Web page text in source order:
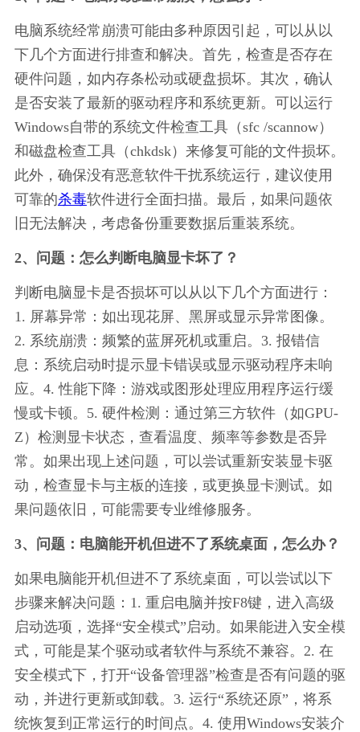
电脑系统经常崩溃可能由多种原因引起，可以从以
下几个方面进行排查和解决。首先，检查是否存在
硬件问题，如内存条松动或硬盘损坏。其次，确认
是否安装了最新的驱动程序和系统更新。可以运行
Windows自带的系统文件检查工具（sfc /scannow）
和磁盘检查工具（chkdsk）来修复可能的文件损坏。
此外，确保没有恶意软件干扰系统运行，建议使用
可靠的杀毒软件进行全面扫描。最后，如果问题依
旧无法解决，考虑备份重要数据后重装系统。
2、问题：怎么判断电脑显卡坏了？
判断电脑显卡是否损坏可以从以下几个方面进行：
1. 屏幕异常：如出现花屏、黑屏或显示异常图像。
2. 系统崩溃：频繁的蓝屏死机或重启。3. 报错信
息：系统启动时提示显卡错误或显示驱动程序未响
应。4. 性能下降：游戏或图形处理应用程序运行缓
慢或卡顿。5. 硬件检测：通过第三方软件（如GPU-
Z）检测显卡状态，查看温度、频率等参数是否异
常。如果出现上述问题，可以尝试重新安装显卡驱
动，检查显卡与主板的连接，或更换显卡测试。如
果问题依旧，可能需要专业维修服务。
3、问题：电脑能开机但进不了系统桌面，怎么办？
如果电脑能开机但进不了系统桌面，可以尝试以下
步骤来解决问题：1. 重启电脑并按F8键，进入高级
启动选项，选择“安全模式”启动。如果能进入安全模
式，可能是某个驱动或者软件与系统不兼容。2. 在
安全模式下，打开“设备管理器”检查是否有问题的驱
动，并进行更新或卸载。3. 运行“系统还原”，将系
统恢复到正常运行的时间点。4. 使用Windows安装介